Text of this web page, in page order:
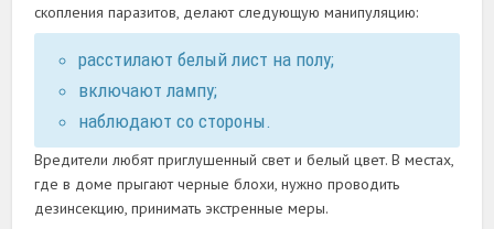
скопления паразитов, делают следующую манипуляцию:
расстилают белый лист на полу;
включают лампу;
наблюдают со стороны.
Вредители любят приглушенный свет и белый цвет. В местах,
где в доме прыгают черные блохи, нужно проводить
дезинсекцию, принимать экстренные меры.